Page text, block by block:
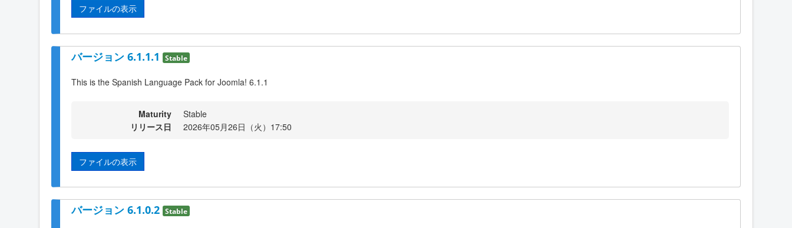
ファイルの表示
バージョン 6.1.1.1 Stable
This is the Spanish Language Pack for Joomla! 6.1.1
Maturity
Stable
リリース日
2026年05月26日（火）17:50
ファイルの表示
バージョン 6.1.0.2 Stable